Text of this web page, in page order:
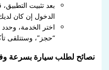
بعد تثبيت
الدخول إن كان
اختر الخدمة،
“حجز”، وستتلقى
نصائح لطلب سيارة بسرعة